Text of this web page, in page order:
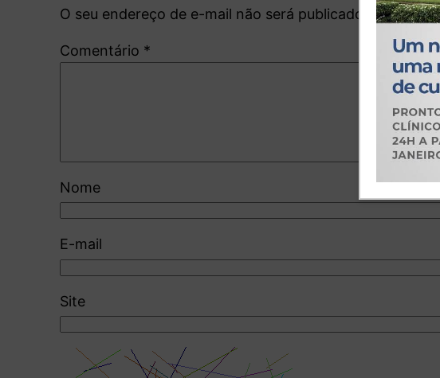
O seu endereço de e-mail não será publicado. Campos
Comentário *
Nome
E-mail
Site